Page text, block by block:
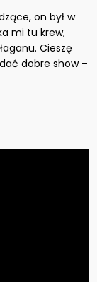
on był w
mi tu krew,
Cieszę
dobre show –